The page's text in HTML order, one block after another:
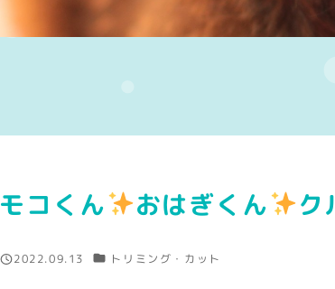
モコくん おはぎくん ク
投稿日
2022.09.13 カテゴリー
トリミング・カット